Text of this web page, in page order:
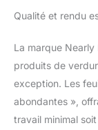
Qualité et rendu
La marque
produits de
exception. Les
abondantes »,
travail minimal